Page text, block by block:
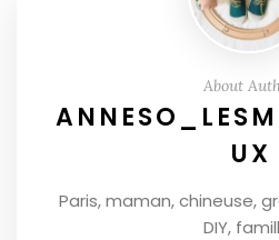
About
UX
Paris, maman, chineuse,
DIY,